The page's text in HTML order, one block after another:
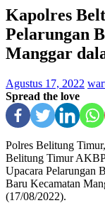
Kapolres
Pelarungan
Manggar
Agustus 17, 2022
Spread the love
Polres Belitung
Belitung Timur
Upacara Pelarungan
Baru Kecamatan
(17/08/2022).